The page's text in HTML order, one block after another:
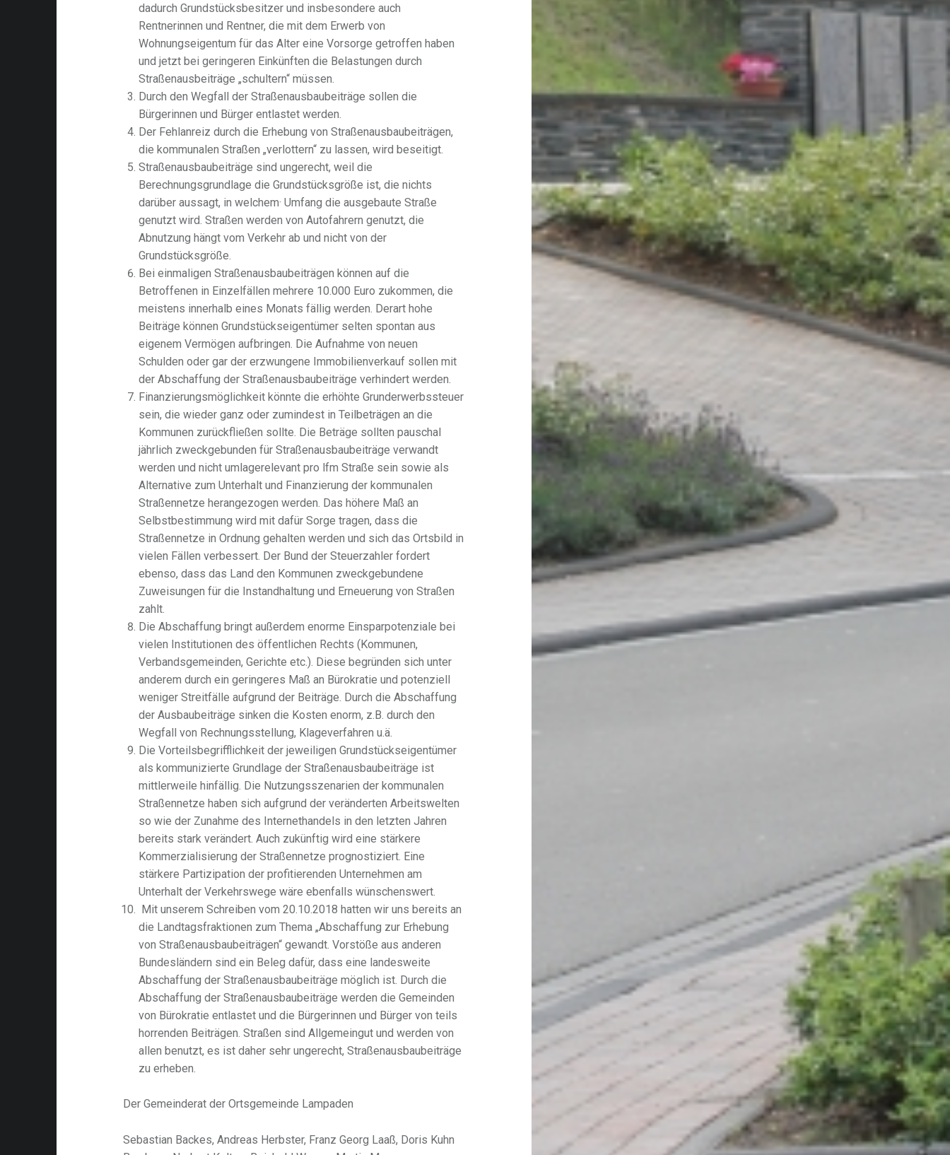
dadurch Grundstücksbesitzer und insbesondere auch
Rentnerinnen und Rentner, die mit dem Erwerb von
Wohnungseigentum für das Alter eine Vorsorge getroffen haben
und jetzt bei geringeren Einkünften die Belastungen durch
Straßenausbeiträge „schultern“ müssen.
Durch den Wegfall der Straßenausbaubeiträge sollen die
Bürgerinnen und Bürger entlastet werden.
Der Fehlanreiz durch die Erhebung von Straßenausbaubeiträgen,
die kommunalen Straßen „verlottern“ zu lassen, wird beseitigt.
Straßenausbaubeiträge sind ungerecht, weil die
Berechnungsgrundlage die Grundstücksgröße ist, die nichts
darüber aussagt, in welchem· Umfang die ausgebaute Straße
genutzt wird. Straßen werden von Autofahrern genutzt, die
Abnutzung hängt vom Verkehr ab und nicht von der
Grundstücksgröße.
Bei einmaligen Straßenausbaubeiträgen können auf die
Betroffenen in Einzelfällen mehrere 10.000 Euro zukommen, die
meistens innerhalb eines Monats fällig werden. Derart hohe
Beiträge können Grundstückseigentümer selten spontan aus
eigenem Vermögen aufbringen. Die Aufnahme von neuen
Schulden oder gar der erzwungene Immobilienverkauf sollen mit
der Abschaffung der Straßenausbaubeiträge verhindert werden.
Finanzierungsmöglichkeit könnte die erhöhte Grunderwerbssteuer
sein, die wieder ganz oder zumindest in Teilbeträgen an die
Kommunen zurückfließen sollte. Die Beträge sollten pauschal
jährlich zweckgebunden für Straßenausbaubeiträge verwandt
werden und nicht umlagerelevant pro lfm Straße sein sowie als
Alternative zum Unterhalt und Finanzierung der kommunalen
Straßennetze herangezogen werden. Das höhere Maß an
Selbstbestimmung wird mit dafür Sorge tragen, dass die
Straßennetze in Ordnung gehalten werden und sich das Ortsbild in
vielen Fällen verbessert. Der Bund der Steuerzahler fordert
ebenso, dass das Land den Kommunen zweckgebundene
Zuweisungen für die Instandhaltung und Erneuerung von Straßen
zahlt.
Die Abschaffung bringt außerdem enorme Einsparpotenziale bei
vielen Institutionen des öffentlichen Rechts (Kommunen,
Verbandsgemeinden, Gerichte etc.). Diese begründen sich unter
anderem durch ein geringeres Maß an Bürokratie und potenziell
weniger Streitfälle aufgrund der Beiträge. Durch die Abschaffung
der Ausbaubeiträge sinken die Kosten enorm, z.B. durch den
Wegfall von Rechnungsstellung, Klageverfahren u.ä.
Die Vorteilsbegrifflichkeit der jeweiligen Grundstückseigentümer
als kommunizierte Grundlage der Straßenausbaubeiträge ist
mittlerweile hinfällig. Die Nutzungsszenarien der kommunalen
Straßennetze haben sich aufgrund der veränderten Arbeitswelten
so wie der Zunahme des Internethandels in den letzten Jahren
bereits stark verändert. Auch zukünftig wird eine stärkere
Kommerzialisierung der Straßennetze prognostiziert. Eine
stärkere Partizipation der profitierenden Unternehmen am
Unterhalt der Verkehrswege wäre ebenfalls wünschenswert.
Mit unserem Schreiben vom 20.10.2018 hatten wir uns bereits an
die Landtagsfraktionen zum Thema „Abschaffung zur Erhebung
von Straßenausbaubeiträgen“ gewandt. Vorstöße aus anderen
Bundesländern sind ein Beleg dafür, dass eine landesweite
Abschaffung der Straßenausbaubeiträge möglich ist. Durch die
Abschaffung der Straßenausbaubeiträge werden die Gemeinden
von Bürokratie entlastet und die Bürgerinnen und Bürger von teils
horrenden Beiträgen. Straßen sind Allgemeingut und werden von
allen benutzt, es ist daher sehr ungerecht, Straßenausbaubeiträge
zu erheben.
Der Gemeinderat der Ortsgemeinde Lampaden
Sebastian Backes, Andreas Herbster, Franz Georg Laaß, Doris Kuhn